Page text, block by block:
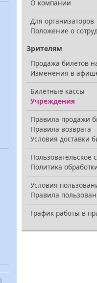
О компании
Для организаторов
Положение о
Зрителям
Продажа билетов
Изменения в
Билетные кассы
Учреждения
Правила продажи
Правила возврата
Условия доставки
Пользовательское
Политика
Условия
Правила
График работы в